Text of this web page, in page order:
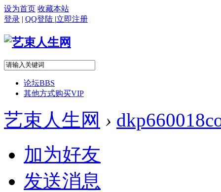
设为首页 收藏本站
登录 | QQ登陆 |立即注册
论坛BBS
其他方式购买VIP
艺束人生网 ›
加为好友
发送消息